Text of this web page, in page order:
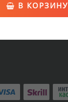
В КОРЗИНУ